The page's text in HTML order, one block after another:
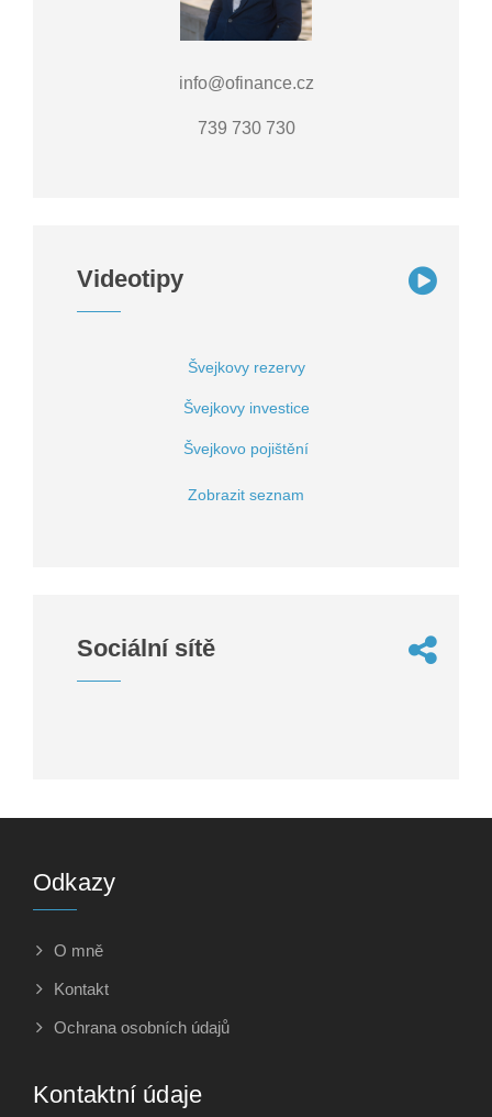
info@ofinance.cz
739 730 730
Videotipy
Švejkovy rezervy
Švejkovy investice
Švejkovo pojištění
Zobrazit seznam
Sociální sítě
Odkazy
O mně
Kontakt
Ochrana osobních údajů
Kontaktní údaje